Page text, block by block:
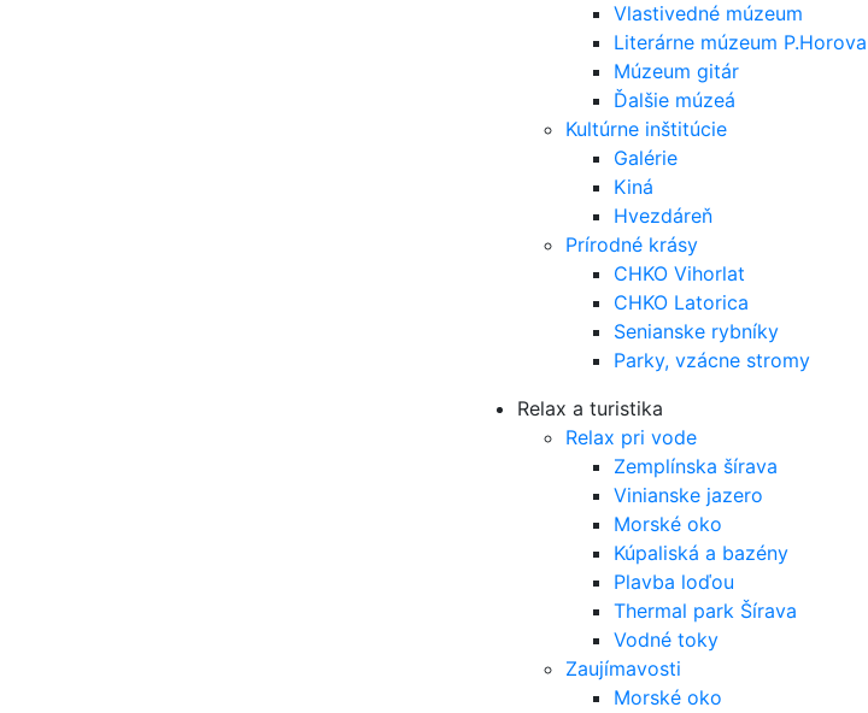
Vlastivedné múzeum
Literárne múzeum P.Horova
Múzeum gitár
Ďalšie múzeá
Kultúrne inštitúcie
Galérie
Kiná
Hvezdáreň
Prírodné krásy
CHKO Vihorlat
CHKO Latorica
Senianske rybníky
Parky, vzácne stromy
Relax a turistika
Relax pri vode
Zemplínska šírava
Vinianske jazero
Morské oko
Kúpaliská a bazény
Plavba loďou
Thermal park Šírava
Vodné toky
Zaujímavosti
Morské oko